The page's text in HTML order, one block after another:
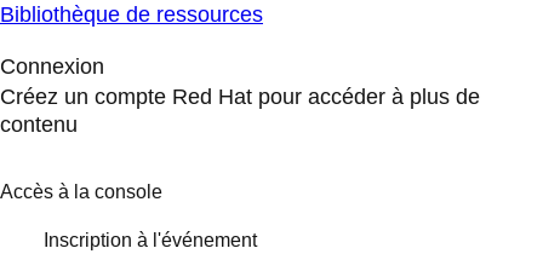
Bibliothèque de ressources
Connexion
Créez un compte Red Hat pour accéder à plus de
contenu
Accès à la console
Inscription à l'événement